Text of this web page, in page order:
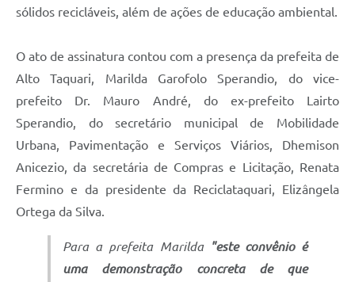
sólidos recicláveis, além de ações de educação ambiental.
O ato de assinatura contou com a presença da prefeita de
Alto Taquari, Marilda Garofolo Sperandio, do vice-
prefeito Dr. Mauro André, do ex-prefeito Lairto
Sperandio, do secretário municipal de Mobilidade
Urbana, Pavimentação e Serviços Viários, Dhemison
Anicezio, da secretária de Compras e Licitação, Renata
Fermino e da presidente da Reciclataquari, Elizângela
Ortega da Silva.
Para a prefeita Marilda "este convênio é
uma demonstração concreta de que